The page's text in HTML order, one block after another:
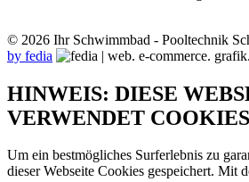
© 2026 Ihr Schwimmbad - Pooltechnik
by fedia
HINWEIS: DIESE
VERWENDET
Um ein bestmögliches Surferlebnis zu
dieser Webseite Cookies gespeichert. Mit